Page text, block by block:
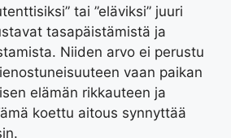
tai ”eläviksi” juuri
tasapäistämistä ja
Niiden arvo ei perustu
vaan paikan
elämän rikkauteen ja
koettu aitous synnyttää